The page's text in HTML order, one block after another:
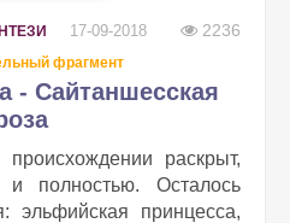
17-09-2018 2236
фрагмент
- Сайтаншесская
раскрыт,
и полностью. Осталось
эльфийская принцесса,